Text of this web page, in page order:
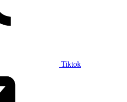
Tiktok